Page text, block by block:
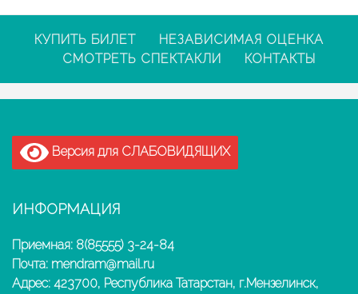
КУПИТЬ БИЛЕТ
НЕЗАВИСИМАЯ ОЦЕНКА
СМОТРЕТЬ СПЕКТАКЛИ
КОНТАКТЫ
Версия для СЛАБОВИДЯЩИХ
ИНФОРМАЦИЯ
Приемная: 8(85555) 3-24-84
Почта: mendram@mail.ru
Адрес: 423700, Республика Татарстан, г.Мензелинск,